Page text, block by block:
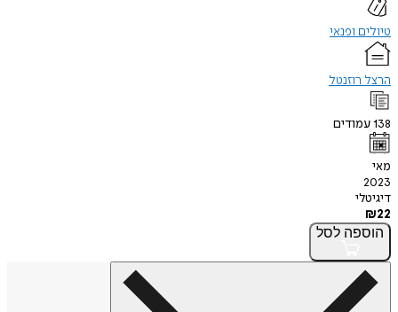
טיולים ופנאי
הרצל רוזנטל
138עמודים
מאי
2023
דיגיטלי
₪22
הוספה לסל